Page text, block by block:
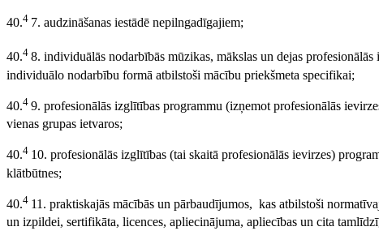
40.4 7. audzināšanas iestādē nepilngadīgajiem;
40.4 8. individuālās nodarbībās mūzikas, mākslas un dejas
individuālo nodarbību formā atbilstoši mācību priekšmeta specifikai;
40.4 9. profesionālās izglītības programmu (izņemot profesionālās
vienas grupas ietvaros;
40.4 10. profesionālās izglītības (tai skaitā profesionālās ievirzes)
klātbūtnes;
40.4 11. praktiskajās mācībās un pārbaudījumos, kas atbilstoši
un izpildei, sertifikāta, licences, apliecinājuma, apliecības un cita